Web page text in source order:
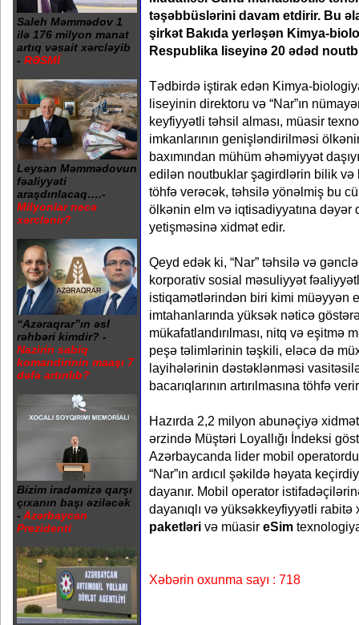
Saleh Məmmədov 1
ilə 176 milyon manat
artıq vəsait xərcləyib
- RƏSMİ
Leysan Məmmədovun
fəaliyyəti
araşdırılacaq….-
Milyonlar necə
xərclənir?
“Azəraqrar”ın əsl
rəhbəri kimdir? -
Nazirin sabiq
komandirinin maaşı 7
dəfə artırılıb?
Bizim iradəmizə qarşı
çıxanın başı əziləcək
- Azərbaycan
Prezidenti
təşəbbüslərini davam etdirir. Bu
şirkət Bakıda yerləşən Kimya-
Respublika liseyinə 20 ədəd
Tədbirdə iştirak edən Kimya-
liseyinin direktoru və “Nar”ın
keyfiyyətli təhsil alması, müasir
imkanlarının genişləndirilməsi
baxımından mühüm əhəmiyyət
edilən noutbuklar şagirdlərin bilik və
töhfə verəcək, təhsilə yönəlmiş bu
ölkənin elm və iqtisadiyyatına dəyər
yetişməsinə xidmət edir.
Qeyd edək ki, “Nar” təhsilə və
korporativ sosial məsuliyyət
istiqamətlərindən biri kimi müəyyən
imtahanlarında yüksək nəticə
mükafatlandırılması, nitq və eşitmə
peşə təlimlərinin təşkili, eləcə də
layihələrinin dəstəklənməsi
bacarıqlarının artırılmasına töhfə
Hazırda 2,2 milyon abunəçiyə
ərzində Müştəri Loyallığı İndeksi
Azərbaycanda lider mobil
“Nar”ın ardıcıl şəkildə həyata
dayanır. Mobil operator
dayanıqlı və yüksəkkeyfiyyətli
paketləri və müasir eSim
Xəbərin oxunma sayı : 718